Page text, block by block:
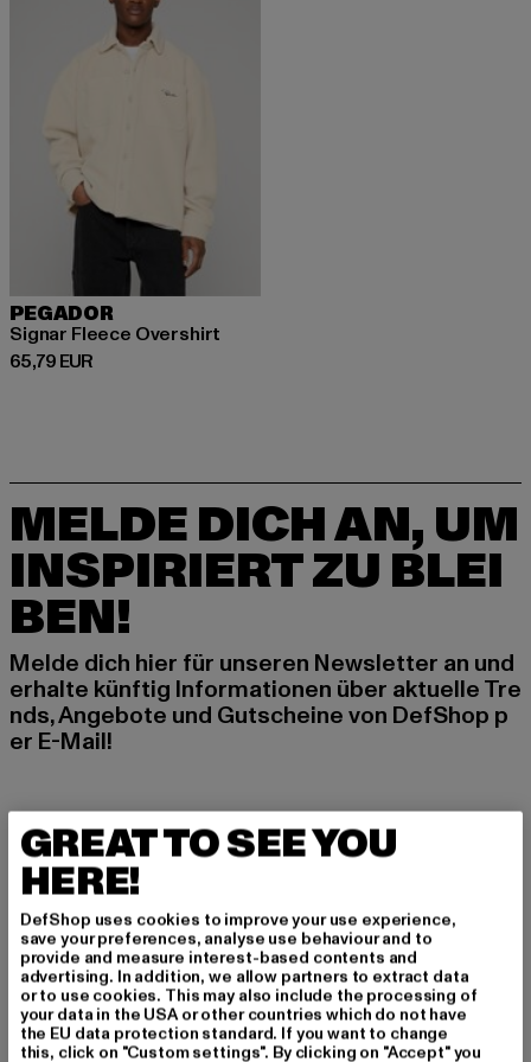
PEGADOR
Signar Fleece Overshirt
65,79 EUR
Derzeitiger Preis: 65,79 EUR
MELDE DICH AN, UM
INSPIRIERT ZU BLEI
BEN!
Melde dich hier für unseren Newsletter an und
erhalte künftig Informationen über aktuelle Tre
nds, Angebote und Gutscheine von DefShop p
er E-Mail!
An welchen Produkten bist du interessiert?
MÄNNER
FRAUEN
E-MAIL
ANMELDEN
GREAT TO SEE YOU
HERE!
DefShop uses cookies to improve your use experience,
save your preferences, analyse use behaviour and to
provide and measure interest-based contents and
advertising. In addition, we allow partners to extract data
or to use cookies. This may also include the processing of
your data in the USA or other countries which do not have
the EU data protection standard. If you want to change
this, click on "Custom settings". By clicking on "Accept" you